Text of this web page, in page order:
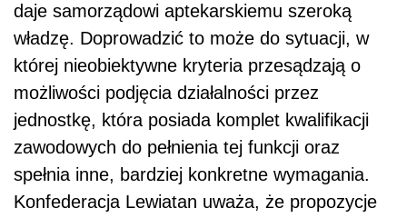
daje samorządowi aptekarskiemu szeroką
władzę. Doprowadzić to może do sytuacji, w
której nieobiektywne kryteria przesądzają o
możliwości podjęcia działalności przez
jednostkę, która posiada komplet kwalifikacji
zawodowych do pełnienia tej funkcji oraz
spełnia inne, bardziej konkretne wymagania.
Konfederacja Lewiatan uważa, że propozycje